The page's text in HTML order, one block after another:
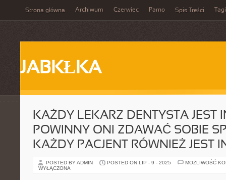
Strona główna Archiwum Czerwiec Parno Spis Treści Tagi
JABKŁKA
KAŻDY LEKARZ DENTYSTA JEST
POWINNY ONI ZDAWAĆ SOBIE
KAŻDY PACJENT RÓWNIEŻ JEST
POSTED BY ADMIN POSTED ON LIP - 9 - 2025
MOŻLIWOŚĆ
WYŁĄCZONA